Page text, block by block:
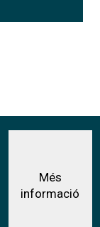
Més
informació